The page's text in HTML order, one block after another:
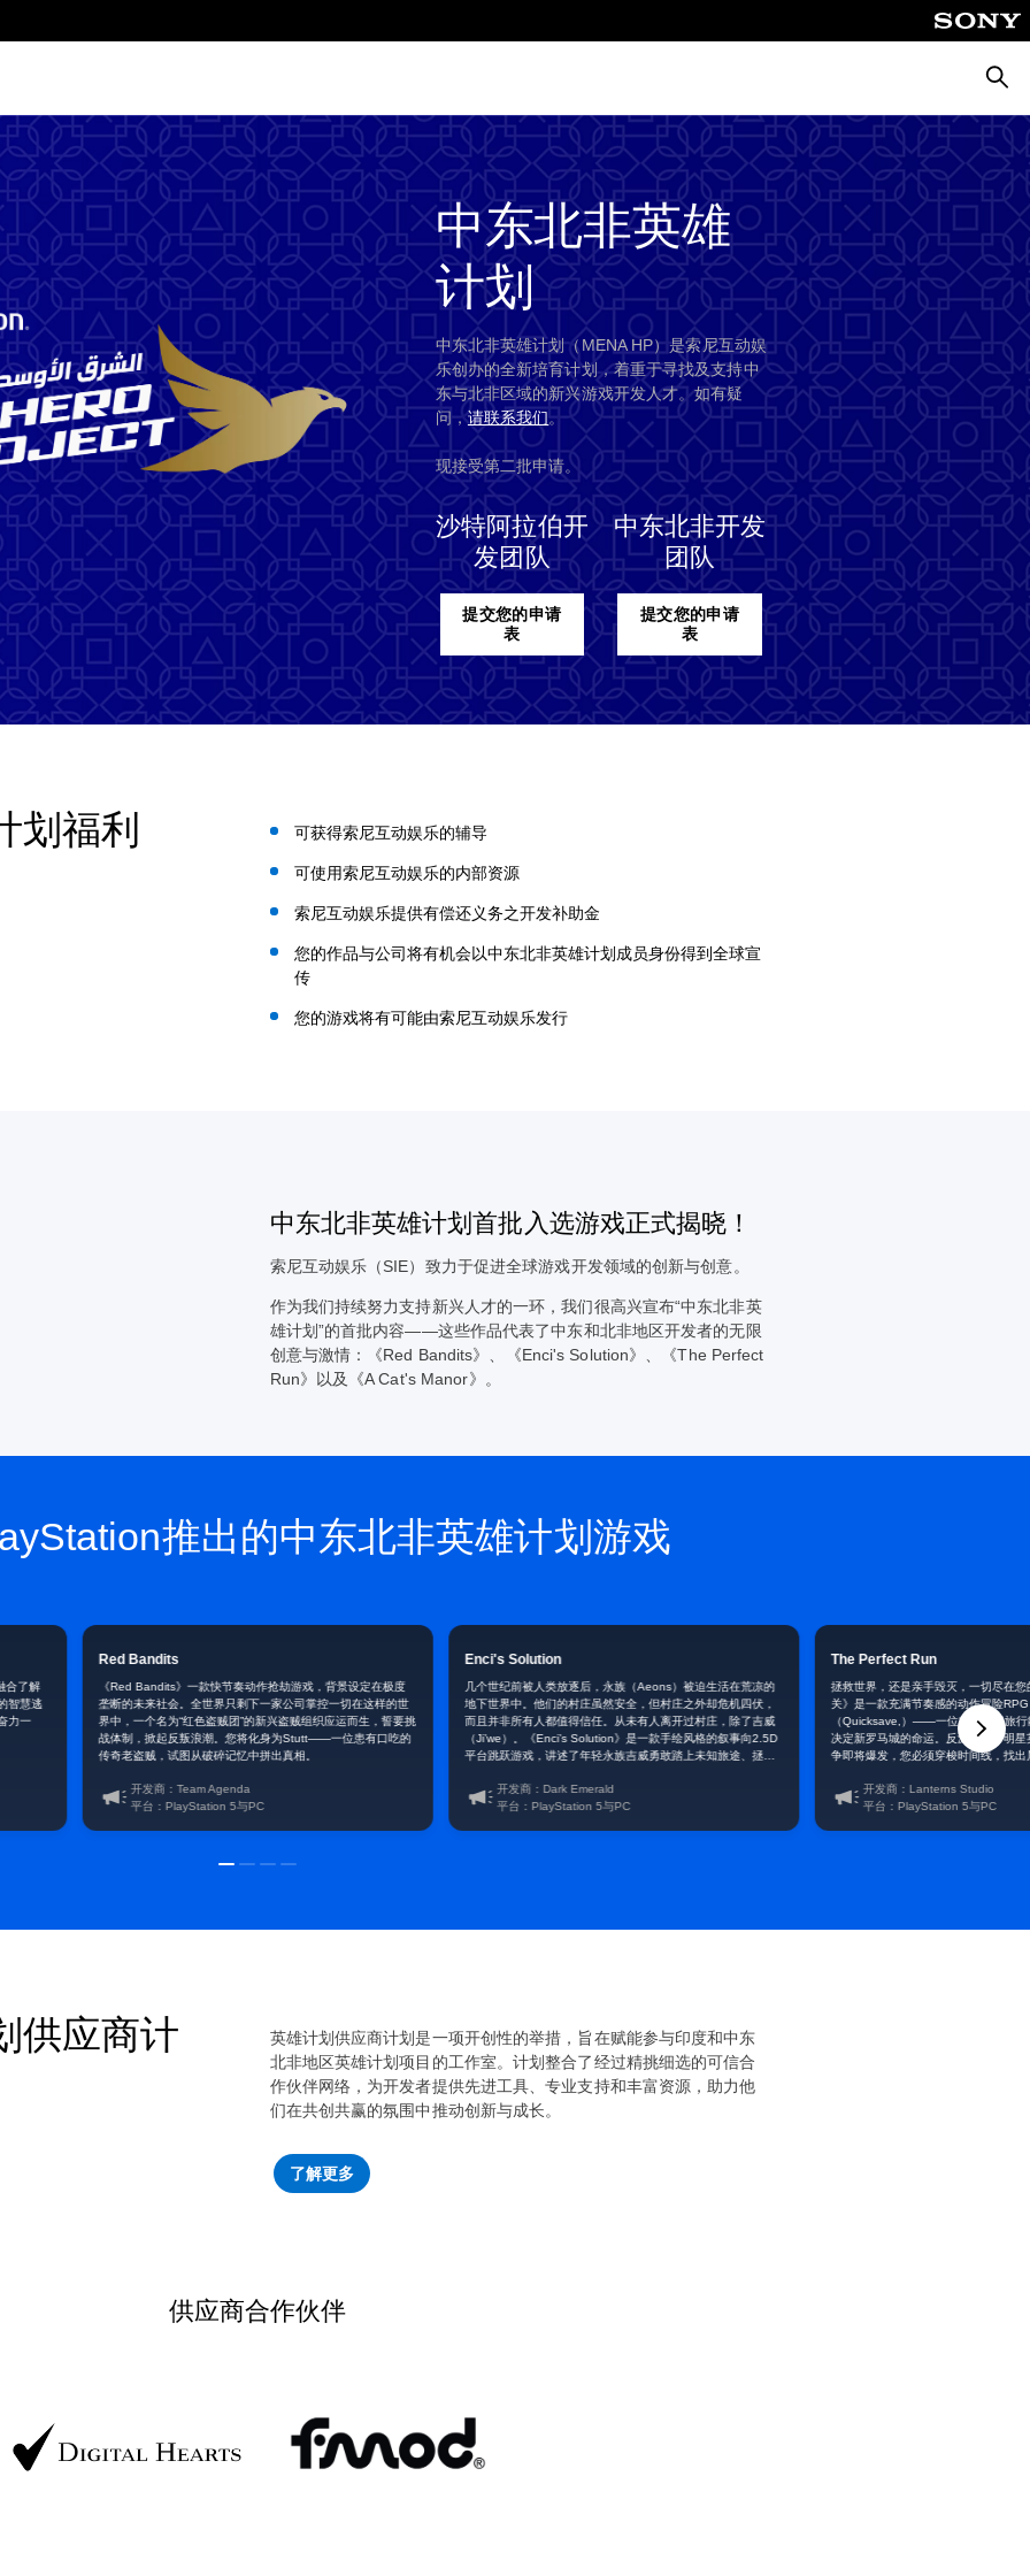
索
中东北非英雄
计划
中东北非英雄计划（MENA HP）是索尼互动娱
乐创办的全新培育计划，着重于寻找及支持中
东与北非区域的新兴游戏开发人才。如有疑
问，请联系我们。
现接受第二批申请。
沙特阿拉伯开
发团队
提交您的申请
表
中东北非开发
团队
提交您的申请
表
划福利 可获得索尼互动娱乐的辅导
可使用索尼互动娱乐的内部资源
索尼互动娱乐提供有偿还义务之开发补助金
您的作品与公司将有机会以中东北非英雄计划成员身份得到全球宣
传
您的游戏将有可能由索尼互动娱乐发行
中东北非英雄计划首批入选游戏正式揭晓！
索尼互动娱乐（SIE）致力于促进全球游戏开发领域的创新与创意。
作为我们持续努力支持新兴人才的一环，我们很高兴宣布“中东北非英
雄计划”的首批内容——这些作品代表了中东和北非地区开发者的无限
创意与激情：《Red Bandits》、《Enci's Solution》、《The Perfect
Run》以及《A Cat's Manor》。
推出的中东北非英雄计划游戏
Red Bandits
《Red Bandits》一款快节奏动作抢劫游戏，背景设定在极度
垄断的未来社会。全世界只剩下一家公司掌控一切在这样的世
界中，一个名为“红色盗贼团”的新兴盗贼组织应运而生，誓要挑
战体制，掀起反叛浪潮。您将化身为Stutt——一位患有口吃的
传奇老盗贼，试图从破碎记忆中拼出真相。
开发商：Team Agenda
平台：PlayStation 5与PC
Enci's Solution
几个世纪前被人类放逐后，永族（Aeons）被迫生活在荒凉的
地下世界中。他们的村庄虽然安全，但村庄之外却危机四伏，
而且并非所有人都值得信任。从未有人离开过村庄，除了吉威
（Ji’we）。《Enci’s Solution》是一款手绘风格的叙事向2.5D
平台跳跃游戏，讲述了年轻永族吉威勇敢踏上未知旅途、拯救
开发商：Dark Emerald
平台：PlayStation 5与PC
The Perfect Run
拯救世界，还是亲手毁灭，一切尽在
关》是一款充满节奏感的动作冒险RPG
（Quicksave,）——一位掌握时间旅行
决定新罗马城的命运。反派帮派、明
争即将爆发，您必须穿梭时间线，找出
开发商：Lanterns Studio
平台：PlayStation 5与PC
合了解
智慧逃
力一
供应商计
英雄计划供应商计划是一项开创性的举措，旨在赋能参与印度和中东
北非地区英雄计划项目的工作室。计划整合了经过精挑细选的可信合
作伙伴网络，为开发者提供先进工具、专业支持和丰富资源，助力他
们在共创共赢的氛围中推动创新与成长。
了解更多
供应商合作伙伴